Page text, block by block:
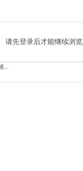
请先登录后才能继续浏览
...